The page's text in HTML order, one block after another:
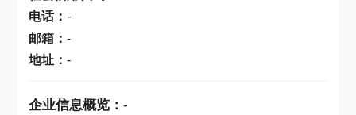
电话： -
邮箱： -
地址： -
企业信息概览： -